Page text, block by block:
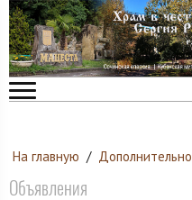
На главную / Дополнительно
Объявления